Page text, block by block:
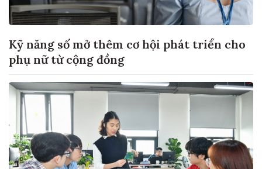
Kỹ năng số mở thêm cơ hội phát triển cho
phụ nữ từ cộng đồng